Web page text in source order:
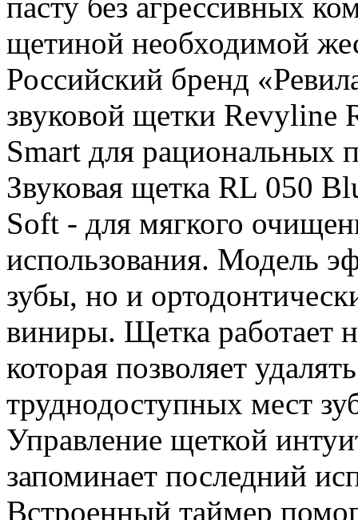
пасту без агрессивных
щетиной необходимой
Российский бренд
звуковой щетки Revyline
Smart для рациональных
Звуковая щетка RL 050
Soft - для мягкого
использования. Модель
зубы, но и
виниры. Щетка работает
которая позволяет
труднодоступных мест
Управление щеткой
запоминает последний
Встроенный таймер